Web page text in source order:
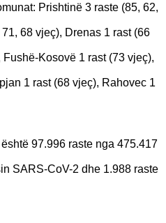
Prishtinë 3 raste (85, 62,
68 vjeç), Drenas 1 rast (66
Kosovë 1 rast (73 vjeç),
1 rast (68 vjeç), Rahovec 1
97.996 raste nga 475.417
SARS-CoV-2 dhe 1.988 raste